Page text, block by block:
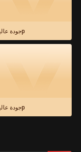
جودة عالية 1080p
جودة عالية 1080p